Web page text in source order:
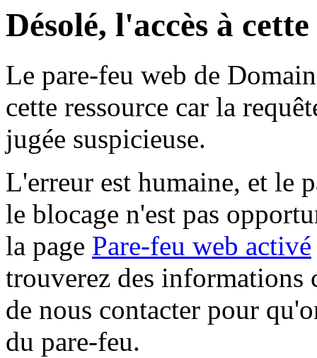
Désolé, l'accès à
Le pare-feu web de
cette ressource car la
jugée suspicieuse.
L'erreur est humaine, et le
le blocage n'est pas
la page Pare-feu web activé
trouverez des informations
de nous contacter pour
du pare-feu.